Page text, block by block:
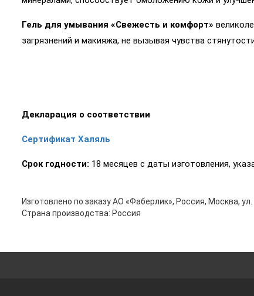
Гель для умывания «Свежесть и комфорт»
загрязнений и макияжа, не вызывая чувства
Декларация о соответствии
Сертификат Халяль
Срок годности: 18 месяцев с даты изготовления,
Изготовлено по заказу АО «Фаберлик», Россия, Москва,
Страна производства: Россия